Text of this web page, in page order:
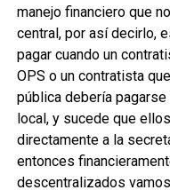
manejo financiero que
central, por así decirlo,
pagar cuando un
OPS o un contratista
pública debería
local, y sucede que
directamente a la
entonces
descentralizados